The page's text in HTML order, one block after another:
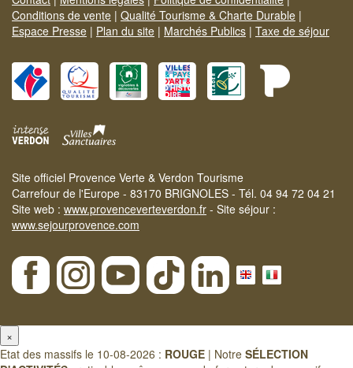
Conditions de vente | Qualité Tourisme & Charte Durable |
Espace Presse | Plan du site | Marchés Publics | Taxe de séjour
Site officiel Provence Verte & Verdon Tourisme
Carrefour de l'Europe - 83170 BRIGNOLES - Tél. 04 94 72 04 21
Site web : www.provenceverteverdon.fr - Site séjour :
www.sejourprovence.com
×
Etat des massifs le 10-08-2026 : ROUGE | Notre SÉLECTION